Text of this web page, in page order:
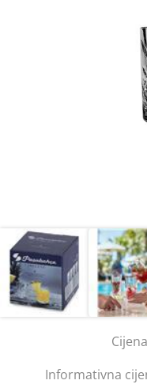
Informativna